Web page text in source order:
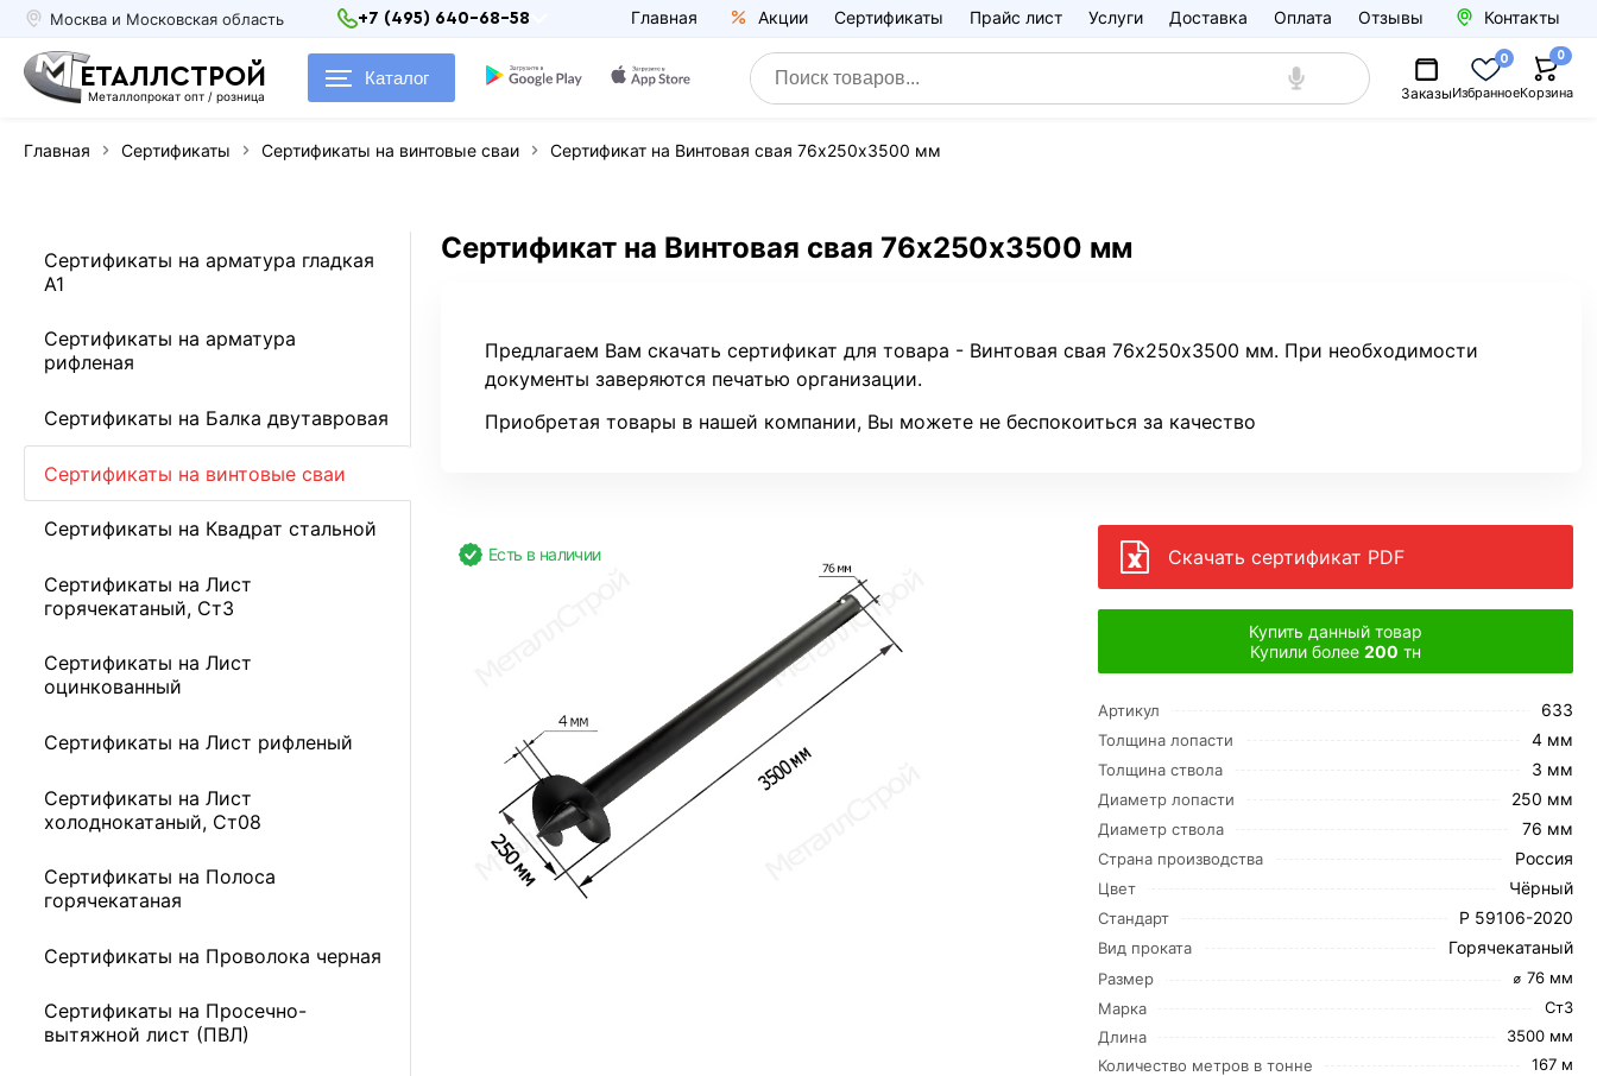
Москва и Московская область +7 (495) 640-68-58 Главная Акции Сертификаты Прайс лист Услуги Доставка Оплата Отзывы Контакты
ЕТАЛЛСТРОЙ
Металлопрокат опт / розница
Каталог
ЗаказыИзбранное
0
Корзина
0
Главная Сертификаты Сертификаты на винтовые сваи Сертификат на Винтовая свая 76х250х3500 мм
Сертификаты на арматура гладкая
А1
Сертификаты на арматура
рифленая
Сертификаты на Балка двутавровая
Сертификаты на винтовые сваи
Сертификаты на Квадрат стальной
Сертификаты на Лист
горячекатаный, Ст3
Сертификаты на Лист
оцинкованный
Сертификаты на Лист рифленый
Сертификаты на Лист
холоднокатаный, Ст08
Сертификаты на Полоса
горячекатаная
Сертификаты на Проволока черная
Сертификаты на Просечно-
вытяжной лист (ПВЛ)
Сертификат на Винтовая свая 76х250х3500 мм
Предлагаем Вам скачать сертификат для товара - Винтовая свая 76х250х3500 мм. При необходимости
документы заверяются печатью организации.
Приобретая товары в нашей компании, Вы можете не беспокоиться за качество
Есть в наличии Скачать сертификат PDF
Купить данный товар
Купили более 200 тн
Артикул 633
Толщина лопасти 4 мм
Толщина ствола 3 мм
Диаметр лопасти 250 мм
Диаметр ствола 76 мм
Страна производства Россия
Цвет Чёрный
Стандарт Р 59106-2020
Вид проката Горячекатаный
Размер
⌀ 76 мм
Марка
Ст3
Длина
3500 мм
Количество метров в тонне
167 м